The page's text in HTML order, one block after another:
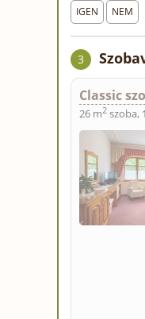
IGEN NEM
3
Classic
26 m2 szoba,